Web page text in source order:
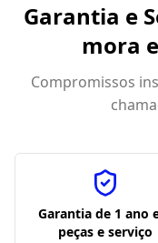
Garantia e
mora
Compromissos
Garantia de 1 ano
peças e serviço